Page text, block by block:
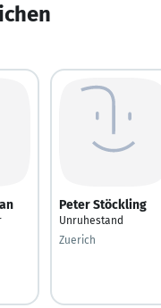
Peter Stöckling
Unruhestand
Zuerich